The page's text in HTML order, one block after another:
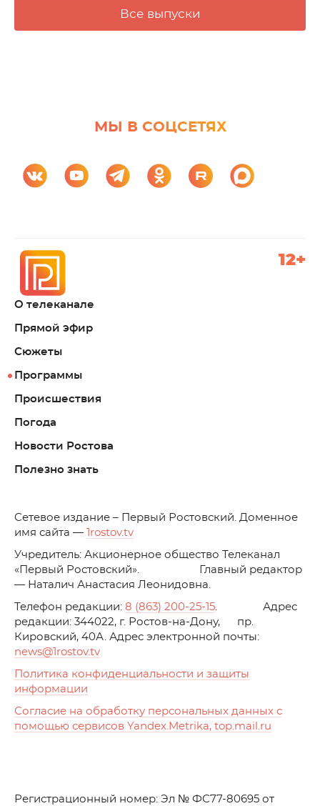
Все выпуски
МЫ В СОЦСЕТЯХ
О телеканале
Прямой эфир
Сюжеты
Программы
Происшествия
Погода
Новости Ростова
Полезно знать
12+
Cетевое издание – Первый Ростовский. Доменное
имя сайта —
1rostov.tv
Учредитель: Акционерное общество Телеканал
«Первый Ростовский». Главный редактор
— Наталич Анастасия Леонидовна.
Телефон редакции: 8 (863) 200-25-15. Адрес
редакции: 344022, г. Ростов-на-Дону, пр.
Кировский, 40А. Адрес электронной почты:
news@1rostov.tv
Политика конфиденциальности и защиты
информации
Согласие на обработку персональных данных с
помощью сервисов Yandex.Metrika, top.mail.ru
Регистрационный номер: Эл № ФС77-80695 от